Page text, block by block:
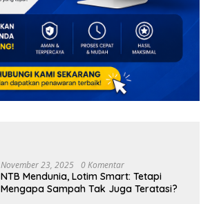
November 23, 2025 0 Komentar
NTB Mendunia, Lotim Smart: Tetapi
Mengapa Sampah Tak Juga Teratasi?